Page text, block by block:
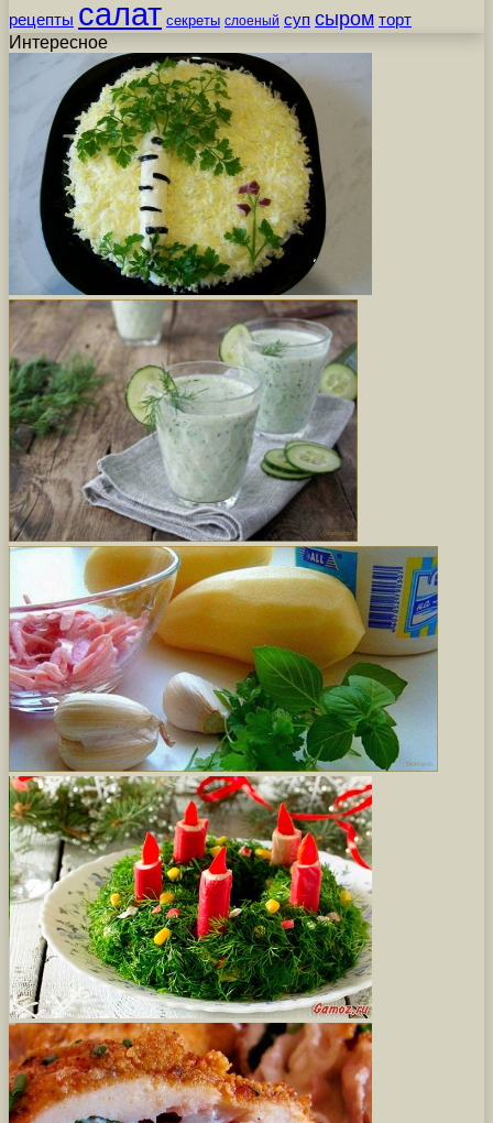
рецепты салат секреты слоеный суп сыром торт
Интересное